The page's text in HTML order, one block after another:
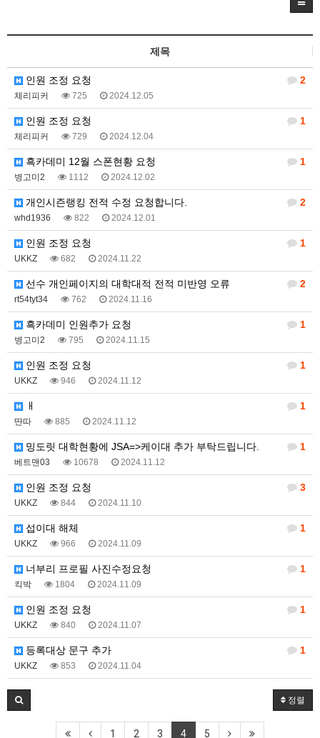
제목
2
인원 조정 요청
체리피커 725 2024.12.05
1
인원 조정 요청
체리피커 729 2024.12.04
1
흑카데미 12월 스폰현황 요청
병고미2 1112 2024.12.02
2
개인시즌랭킹 전적 수정 요청합니다.
whd1936 822 2024.12.01
1
인원 조정 요청
UKKZ 682 2024.11.22
2
선수 개인페이지의 대학대적 전적 미반영 오류
rt54tyt34 762 2024.11.16
1
흑카데미 인원추가 요청
병고미2 795 2024.11.15
1
인원 조정 요청
UKKZ 946 2024.11.12
1
ㅐ
딴따 885 2024.11.12
1
밍도릿 대학현황에 JSA=>케이대 추가 부탁드립니다.
베트맨03 10678 2024.11.12
3
인원 조정 요청
UKKZ 844 2024.11.10
1
섭이대 해체
UKKZ 966 2024.11.09
1
너부리 프로필 사진수정요청
킥박 1804 2024.11.09
1
인원 조정 요청
UKKZ 840 2024.11.07
1
등록대상 문구 추가
UKKZ 853 2024.11.04
정렬
1 2 3 4 5